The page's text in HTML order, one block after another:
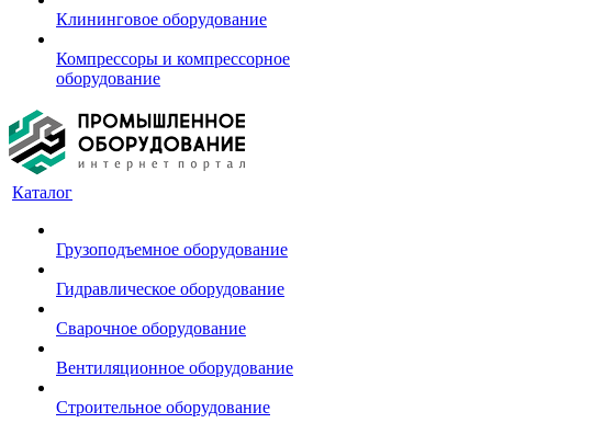
Клининговое оборудование
Компрессоры и компрессорное
оборудование
Каталог
Грузоподъемное оборудование
Гидравлическое оборудование
Сварочное оборудование
Вентиляционное оборудование
Строительное оборудование